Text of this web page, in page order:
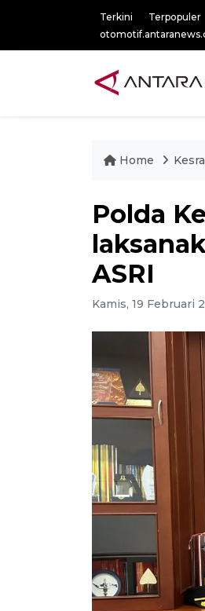
Terkini Terpopuler
Home Kesra
Polda
ASRI
Kamis, 19 Februari